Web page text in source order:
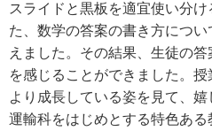
スライドと黒板を適宜使い分
た、数学の答案の書き方につ
えました。その結果、生徒の
を感じることができました。
より成長している姿を見て、嬉
運輸科をはじめとする特色あ